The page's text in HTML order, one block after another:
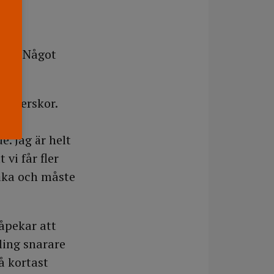
Något
Jag är helt
vi får fler
och måste
att
snarare
kortast